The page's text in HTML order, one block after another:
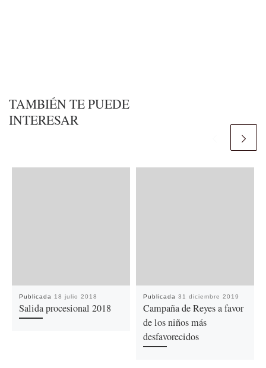
TAMBIÉN TE PUEDE
INTERESAR
Publicada 18 julio 2018
Salida procesional 2018
Publicada 31 diciembre 2019
Campaña de Reyes a favor
de los niños más
desfavorecidos